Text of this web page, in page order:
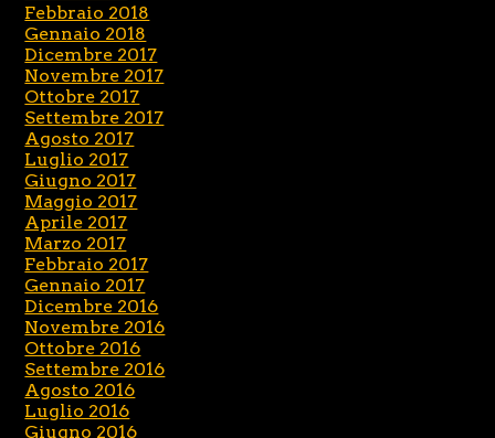
Febbraio 2018
Gennaio 2018
Dicembre 2017
Novembre 2017
Ottobre 2017
Settembre 2017
Agosto 2017
Luglio 2017
Giugno 2017
Maggio 2017
Aprile 2017
Marzo 2017
Febbraio 2017
Gennaio 2017
Dicembre 2016
Novembre 2016
Ottobre 2016
Settembre 2016
Agosto 2016
Luglio 2016
Giugno 2016